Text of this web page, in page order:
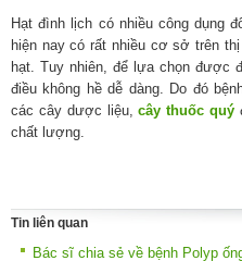
Hạt đình lịch có nhiều công dụng
hiện nay có rất nhiều cơ sở trên
hạt. Tuy nhiên, để lựa chọn được
điều không hề dễ dàng. Do đó
các cây dược liệu,cây thuốc quý
chất lượng.
Tin liên quan
Bác sĩ chia sẻ về bệnh Polyp